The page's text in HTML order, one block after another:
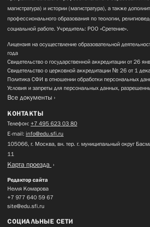
магистратура) и истории (магистратура), а также
профессионального образования по теологии,
социальной работе. Учредитель: РОО «Сретение».
Лицензия на осуществление образовательной
года
Свидетельство о государственной аккредитации от 26
Свидетельство о церковной аккредитации № 26 от 1
Политика СФИ в отношении обработки персональных
Условия и запреты для персональных данных,
Все документы
КОНТАКТЫ
Телефон: +7 495 623 03 80
E-mail: info@edu.sfi.ru
105066, г. Москва, вн. тер. г. муниципальный округ
11
Карта проезда
Редактор сайта
Нелля Комарова
+7 977 640 59 67
site@edu.sfi.ru
СОЦИАЛЬНЫЕ СЕТИ